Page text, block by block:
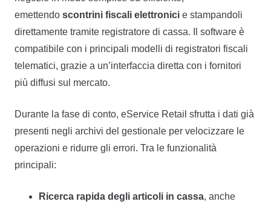
emettendo scontrini fiscali elettronici e stampandoli
direttamente tramite registratore di cassa. Il software è
compatibile con i principali modelli di registratori fiscali
telematici, grazie a un’interfaccia diretta con i fornitori
più diffusi sul mercato.
Durante la fase di conto, eService Retail sfrutta i dati già
presenti negli archivi del gestionale per velocizzare le
operazioni e ridurre gli errori. Tra le funzionalità
principali:
Ricerca rapida degli articoli in cassa, anche